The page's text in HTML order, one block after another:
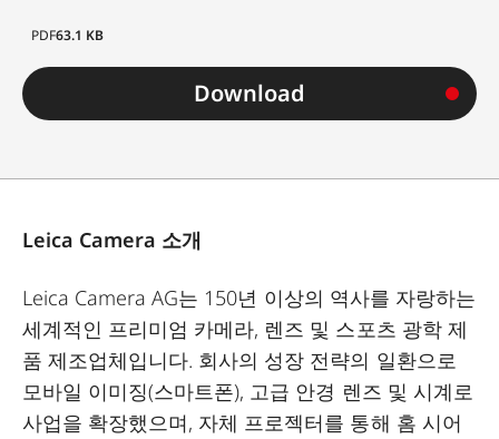
PDF63.1 KB
Download
Leica Camera 소개
Leica Camera AG는 150년 이상의 역사를 자랑하는
세계적인 프리미엄 카메라, 렌즈 및 스포츠 광학 제
품 제조업체입니다. 회사의 성장 전략의 일환으로
모바일 이미징(스마트폰), 고급 안경 렌즈 및 시계로
사업을 확장했으며, 자체 프로젝터를 통해 홈 시어